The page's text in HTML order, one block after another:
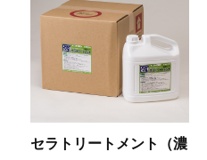
セラトリートメント（濃